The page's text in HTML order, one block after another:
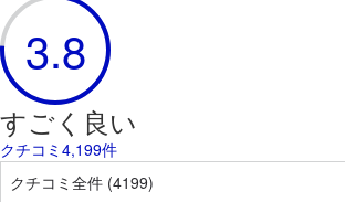
3.8
すごく良い
クチコミ4,199件